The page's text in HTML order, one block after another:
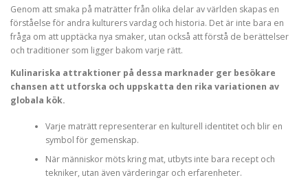
Genom att smaka på maträtter från olika delar av världen skapas en
förståelse för andra kulturers vardag och historia. Det är inte bara en
fråga om att upptäcka nya smaker, utan också att förstå de berättelser
och traditioner som ligger bakom varje rätt.
Kulinariska attraktioner på dessa marknader ger besökare
chansen att utforska och uppskatta den rika variationen av
globala kök.
Varje maträtt representerar en kulturell identitet och blir en
symbol för gemenskap.
När människor möts kring mat, utbyts inte bara recept och
tekniker, utan även värderingar och erfarenheter.